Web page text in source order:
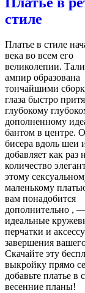
стиле
Платье в стиле
века во всем его
великолепии.
ампир образована
тончайшими
глаза быстро
глубокому
дополненному
бантом в центре.
бисера вдоль шеи
добавляет как раз
количество
этому
маленькому
вам понадобится
дополнительно ,
идеальные
перчатки и
завершения
Скачайте эту
выкройку прямо
добавьте платье в
весенние планы!